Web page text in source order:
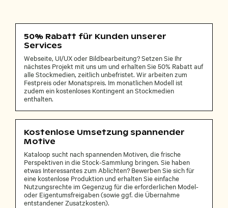
50% Rabatt für Kunden unserer
Services
Webseite, UI/UX oder Bildbearbeitung? Setzen Sie Ihr
nächstes Projekt mit uns um und erhalten Sie 50% Rabatt auf
alle Stockmedien, zeitlich unbefristet. Wir arbeiten zum
Festpreis oder Monatspreis. Im monatlichen Modell ist
zudem ein kostenloses Kontingent an Stockmedien
enthalten.
Kostenlose Umsetzung spannender
Motive
Kataloop sucht nach spannenden Motiven, die frische
Perspektiven in die Stock-Sammlung bringen. Sie haben
etwas Interessantes zum Ablichten? Bewerben Sie sich für
eine kostenlose Produktion und erhalten Sie einfache
Nutzungsrechte im Gegenzug für die erforderlichen Model-
oder Eigentumsfreigaben (sowie ggf. die Übernahme
entstandener Zusatzkosten).